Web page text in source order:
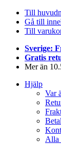
Till
Gå till
Till
Sverige:
Gratis
Mer än
Hjälp
Var
Alla